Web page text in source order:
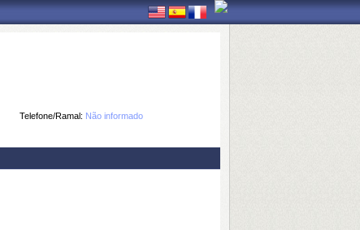
Telefone/Ramal: Não informado